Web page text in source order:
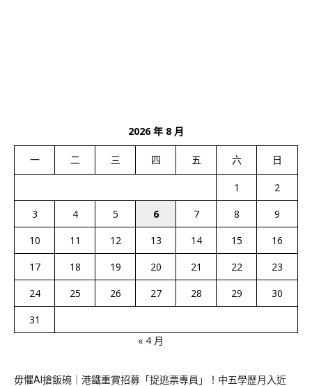
2026 年 8 月
一 二 三 四 五 六 日
1
2
3
4 5 6 7 8
9
10
11 12 13 14 15
16
17
18 19 20 21 22
23
24
25 26 27 28 29
30
31
« 4 月
毋懼AI搶飯碗｜港鐵重賞招募「捉逃票專員」！中五學歷月入近